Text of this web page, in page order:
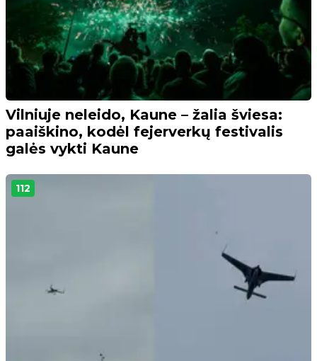
Vilniuje neleido, Kaune – žalia šviesa:
paaiškino, kodėl fejerverkų festivalis
galės vykti Kaune
112